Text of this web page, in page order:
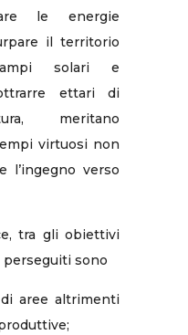
le energie
il territorio
solari e
ettari di
meritano
virtuosi non
l’ingegno verso
tra gli obiettivi
sono
aree altrimenti